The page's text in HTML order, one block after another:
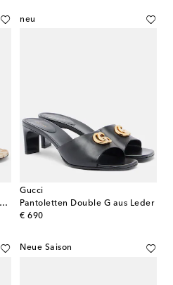
Pantoletten Marmont Double G aus Canvas
neu
Gucci
Pantoletten Double G aus Leder
€ 690
original price
Neue Saison